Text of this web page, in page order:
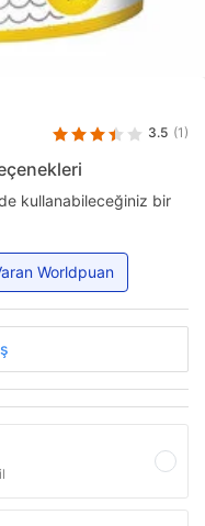
3.5 (1)
kullanabileceğiniz bir
Worldpuan